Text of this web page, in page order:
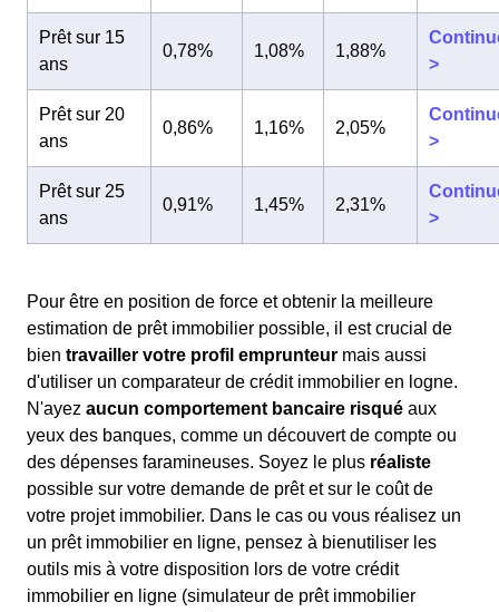
Prêt sur 15
ans
0,78% 1,08% 1,88%
>
Prêt sur 20
ans
0,86% 1,16% 2,05%
>
Prêt sur 25
ans
0,91% 1,45% 2,31%
>
Pour être en position de force et obtenir la meilleure
estimation de prêt immobilier possible, il est crucial de
bien travailler votre profil emprunteur mais aussi
d'utiliser un comparateur de crédit immobilier en logne.
N'ayez aucun comportement bancaire risqué aux
yeux des banques, comme un découvert de compte ou
des dépenses faramineuses. Soyez le plus réaliste
possible sur votre demande de prêt et sur le coût de
votre projet immobilier. Dans le cas ou vous réalisez un
un prêt immobilier en ligne, pensez à bienutiliser les
outils mis à votre disposition lors de votre crédit
immobilier en ligne (simulateur de prêt immobilier